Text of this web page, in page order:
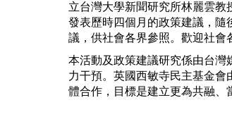
立台灣大學新聞研究所林麗雲
發表歷時四個月的政策建議，隨
議，供社會各界參照。歡迎社會
本活動及政策建議研究係由台灣
力干預。英國西敏寺民主基金
體合作，目標是建立更為共融、